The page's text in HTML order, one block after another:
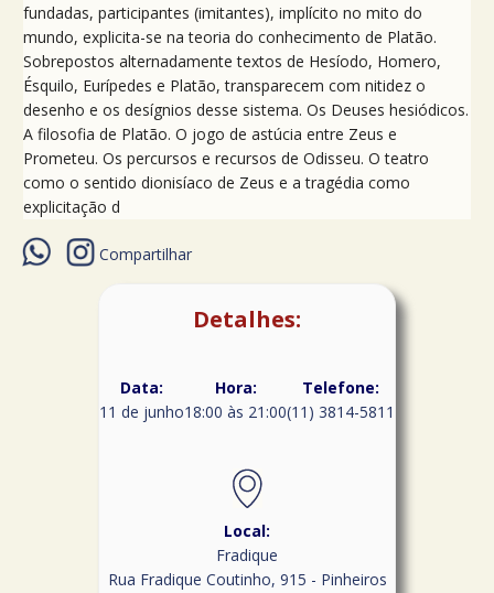
fundadas, participantes (imitantes), implícito no mito do
mundo, explicita-se na teoria do conhecimento de Platão.
Sobrepostos alternadamente textos de Hesíodo, Homero,
Ésquilo, Eurípedes e Platão, transparecem com nitidez o
desenho e os desígnios desse sistema. Os Deuses hesiódicos.
A filosofia de Platão. O jogo de astúcia entre Zeus e
Prometeu. Os percursos e recursos de Odisseu. O teatro
como o sentido dionisíaco de Zeus e a tragédia como
explicitação d
Compartilhar
Detalhes:
Data:
11 de junho
Hora:
18:00 às 21:00
Telefone:
(11) 3814-5811
Local:
Fradique
Rua Fradique Coutinho, 915 - Pinheiros